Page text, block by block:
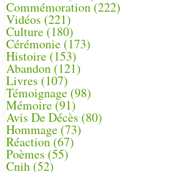
Commémoration(222)
Vidéos (221)
Culture(180)
Cérémonie (173)
Histoire (153)
Abandon(121)
Livres (107)
Témoignage (98)
Mémoire (91)
Avis De Décès (80)
Hommage (73)
Réaction(67)
Poèmes (55)
Cnih (52)